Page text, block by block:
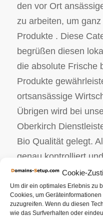
Cookie-
Um dir ein optimales Erlebnis zu
Cookies, um
zuzugreifen. Wenn du diesen
wie das Surfverhalten oder
den vor Ort
zu arbeiten, um
Produkte . Diese
begrüßen diesen
die absolute Frische
Produkte
ortsansässige
Übrigen wird bei
Oberkirch
Bio Qualität gelegt.
genau kontrolliert
Wir als Ihr Caterer
bevorstehendes
es sich dabei um ein